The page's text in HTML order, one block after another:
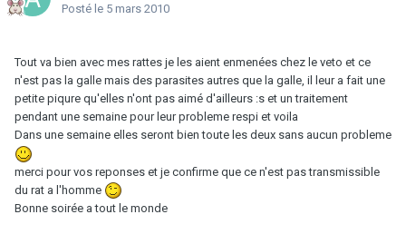
Posté le 5 mars 2010
Tout va bien avec mes rattes je les aient enmenées chez le veto et ce
n'est pas la galle mais des parasites autres que la galle, il leur a fait une
petite piqure qu'elles n'ont pas aimé d'ailleurs :s et un traitement
pendant une semaine pour leur probleme respi et voila
Dans une semaine elles seront bien toute les deux sans aucun probleme
merci pour vos reponses et je confirme que ce n'est pas transmissible
du rat a l'homme
Bonne soirée a tout le monde